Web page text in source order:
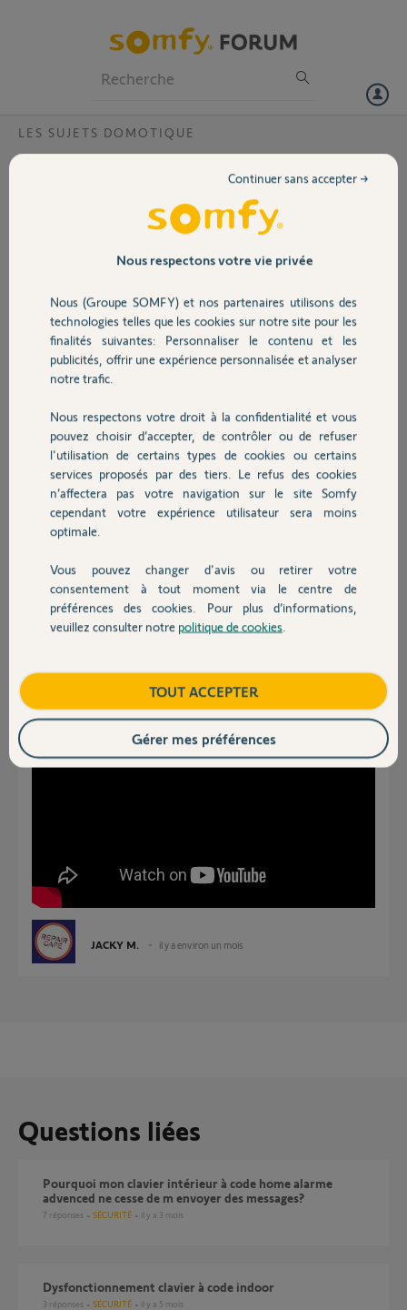
Volet
Sécurité
Domotique
Chauffage
Autres produits
Devis avec un pro
Contact
LES SUJETS DOMOTIQUE
Comment attribuer un code sur le clavier
Les clignotants s'arrêtent après avoir retiré la languette du clavier la
suite comment attribuer un code à 4 chiffre
Hieu liem L.
Participer au fil de discussion
Réponses
De quel clavier on parle ?
Bonne soirée
Charly il y a environ un mois
Consulter le tuto suivant
JACKY M. il y a environ un mois
Questions liées
Pourquoi mon clavier intérieur à code home alarme
advenced ne cesse de m envoyer des messages?
7 réponses SÉCURITÉ il y a 3 mois
Dysfonctionnement clavier à code indoor
3 réponses SÉCURITÉ il y a 5 mois
Nous respectons votre vie privée
Nous (Groupe SOMFY) et nos partenaires utilisons des
technologies telles que les cookies sur notre site pour les
finalités suivantes: Personnaliser le contenu et les
publicités, offrir une expérience personnalisée et analyser
notre trafic.
Nous respectons votre droit à la confidentialité et vous
pouvez choisir d’accepter, de contrôler ou de refuser
l'utilisation de certains types de cookies ou certains
services proposés par des tiers. Le refus des cookies
n’affectera pas votre navigation sur le site Somfy
cependant votre expérience utilisateur sera moins
optimale.
Vous pouvez changer d'avis ou retirer votre
consentement à tout moment via le centre de
préférences des cookies. Pour plus d’informations,
veuillez consulter notre politique de cookies
Continuer sans accepter →
TOUT ACCEPTER
Gérer mes préférences